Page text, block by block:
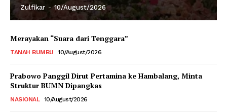
Zulfikar - 10/August/2026
Merayakan “Suara dari Tenggara”
TANAH BUMBU 10/August/2026
Prabowo Panggil Dirut Pertamina ke Hambalang, Minta
Struktur BUMN Dipangkas
NASIONAL 10/August/2026